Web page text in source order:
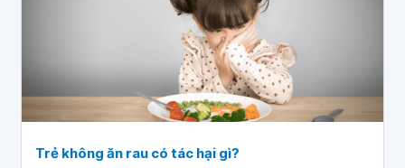
Trẻ không ăn rau có tác hại gì?